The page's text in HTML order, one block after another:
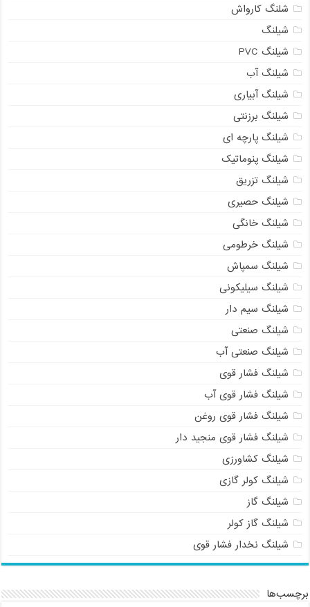
شلنگ کارواش
شیلنگ
شیلنگ PVC
شیلنگ آب
شیلنگ آبیاری
شیلنگ برزنتی
شیلنگ پارچه ای
شیلنگ پنوماتیک
شیلنگ تزریق
شیلنگ حصیری
شیلنگ خانگی
شیلنگ خرطومی
شیلنگ سمپاش
شیلنگ سیلیکونی
شیلنگ سیم دار
شیلنگ صنعتی
شیلنگ صنعتی آب
شیلنگ فشار قوی
شیلنگ فشار قوی آب
شیلنگ فشار قوی روغن
شیلنگ فشار قوی منجید دار
شیلنگ کشاورزی
شیلنگ کولر گازی
شیلنگ گاز
شیلنگ گاز کولر
شیلنگ نخدار فشار قوی
برچسب‌ها